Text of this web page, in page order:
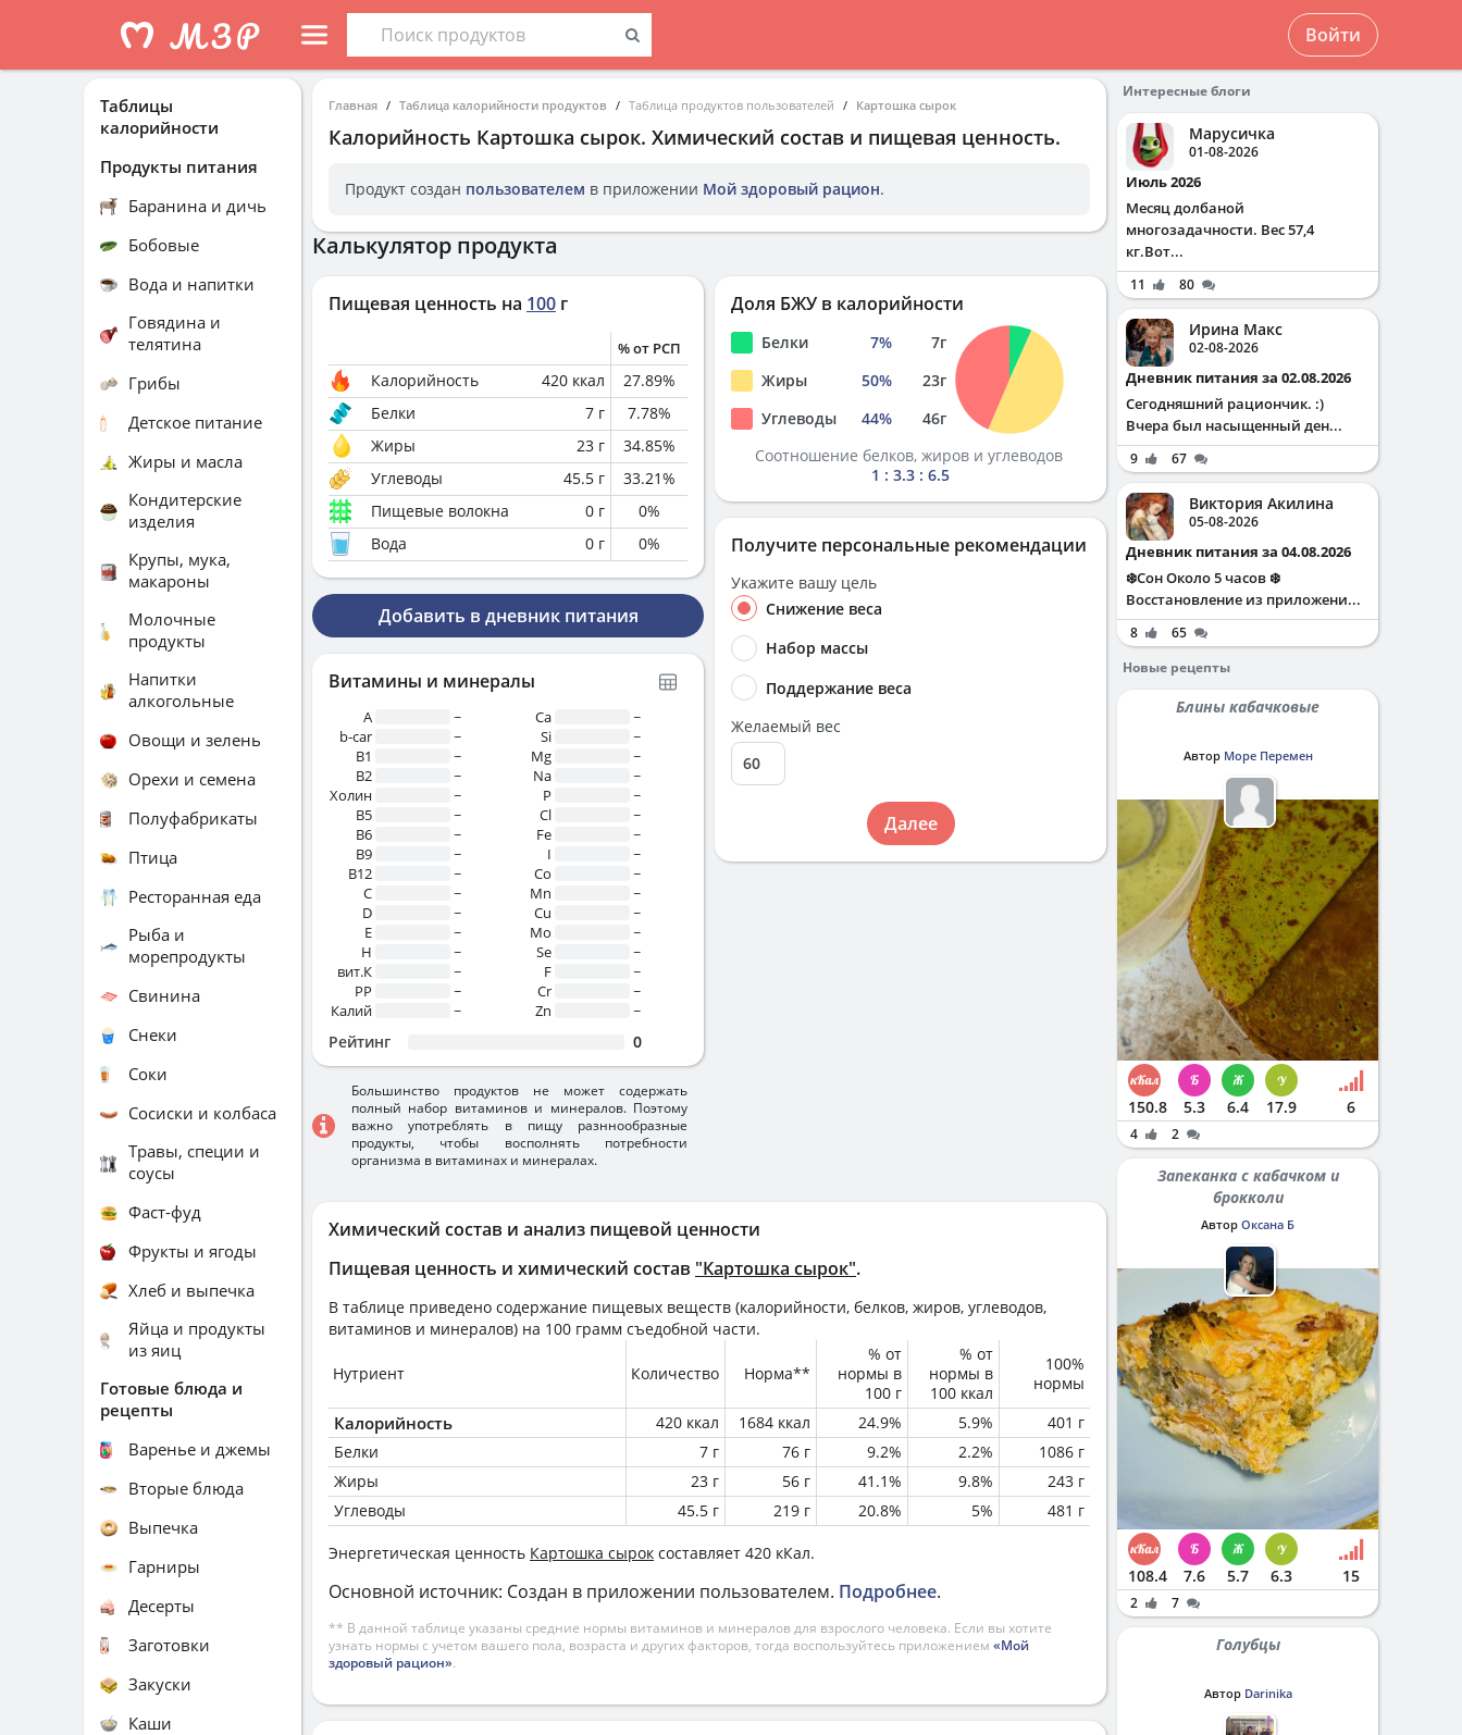
Войти
Главная Таблица калорийности продуктов Таблица продуктов пользователей Картошка сырок
Калорийность Картошка сырок. Химический состав и пищевая ценность.
Продукт создан пользователем в приложении Мой здоровый рацион.
Химический состав и анализ пищевой ценности
Пищевая ценность и химический состав "Картошка сырок".
В таблице приведено содержание пищевых веществ (калорийности, белков, жиров, углеводов,
витаминов и минералов) на 100 грамм съедобной части.
Нутриент Количество Норма**
% от
нормы в
100 г
% от
нормы в
100 ккал
100%
нормы
Калорийность 420 ккал 1684 ккал 24.9% 5.9%
401 г
Белки
7 г 76 г 9.2% 2.2%
1086 г
Жиры
23 г 56 г 41.1% 9.8%
243 г
Углеводы
45.5 г 219 г 20.8% 5% 481 г
Энергетическая ценность Картошка сырок составляет 420 кКал.
Основной источник: Создан в приложении пользователем. Подробнее.
** В данной таблице указаны средние нормы витаминов и минералов для взрослого человека. Если вы хотите
узнать нормы с учетом вашего пола, возраста и других факторов, тогда воспользуйтесь приложением «Мой
здоровый рацион».
Калькулятор продукта
Пищевая ценность на 100 г
% от РСП
Калорийность 420 ккал 27.89%
Белки
7 г 7.78%
Жиры
23 г 34.85%
Углеводы
45.5 г 33.21%
Пищевые волокна
0 г 0%
Вода
0 г 0%
Добавить в дневник питания
Витамины и минералы
A
~
b-car
~
В1
~
B2
~
Холин
~
B5
~
B6
~
B9
~
B12
~
C
~
D
~
E
~
H
~
вит.К
~
PP
~
Калий
~
Ca
~
Si
~
Mg
~
Na
~
P
~
Cl
~
Fe
~
I
~
Co
~
Mn
~
Cu
~
Mo
~
Se
~
F
~
Cr
~
Zn
~
Рейтинг 0
Большинство продуктов не может содержать
полный набор витаминов и минералов. Поэтому
важно употреблять в пищу разннообразные
продукты, чтобы восполнять потребности
организма в витаминах и минералах.
Доля БЖУ в калорийности
Белки 7% 7г
Жиры
50% 23г
Углеводы
44% 46г
Соотношение белков, жиров и углеводов
1 : 3.3 : 6.5
Получите персональные рекомендации
Укажите вашу цель
Снижение веса
Набор массы
Поддержание веса
Желаемый вес
Далее
Таблицы
калорийности
Продукты питания
Баранина и дичь
Бобовые
Вода и напитки
Говядина и
телятина
Грибы
Детское питание
Жиры и масла
Кондитерские
изделия
Крупы, мука,
макароны
Молочные
продукты
Напитки
алкогольные
Овощи и зелень
Орехи и семена
Полуфабрикаты
Птица
Ресторанная еда
Рыба и
морепродукты
Свинина
Снеки
Соки
Сосиски и колбаса
Травы, специи и
соусы
Фаст-фуд
Фрукты и ягоды
Хлеб и выпечка
Яйца и продукты
из яиц
Готовые блюда и
рецепты
Варенье и джемы
Вторые блюда
Выпечка
Гарниры
Десерты
Заготовки
Закуски
Каши
Интересные блоги
Марусичка
01-08-2026
Июль 2026
Месяц долбаной
многозадачности. Вес 57,4
кг.Вот...
11 80
Ирина Макс
02-08-2026
Дневник питания за 02.08.2026
Сегодняшний рациончик. :)
Вчера был насыщенный ден...
9 67
Виктория Акилина
05-08-2026
Дневник питания за 04.08.2026
❄️Сон Около 5 часов ❄️
Восстановление из приложени...
8
65
Новые рецепты
Блины кабачковые
Автор Море Перемен
150.8 5.3 6.4 17.9 6
4 2
Запеканка с кабачком и
брокколи
Автор Оксана Б
108.4 7.6 5.7 6.3 15
2 7
Голубцы
Автор Darinika